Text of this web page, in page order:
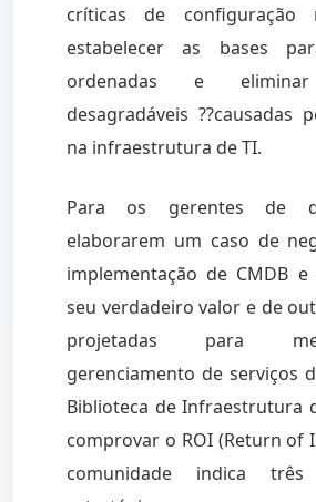
críticas de configuração
estabelecer as bases
ordenadas e eliminar
desagradáveis ??causadas
na infraestrutura de TI.
Para os gerentes de
elaborarem um caso de
implementação de CMDB
seu verdadeiro valor e de
projetadas para
gerenciamento de serviços
Biblioteca de Infraestrutura
comprovar o ROI (Return of
comunidade indica três